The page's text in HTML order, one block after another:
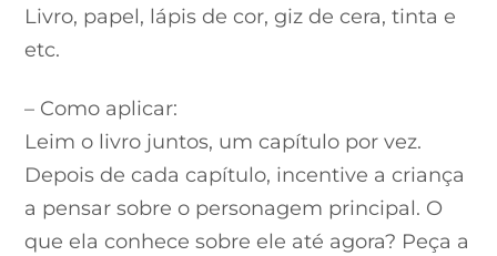
Livro, papel, lápis de cor, giz de cera, tinta e
etc.
– Como aplicar:
Leim o livro juntos, um capítulo por vez.
Depois de cada capítulo, incentive a criança
a pensar sobre o personagem principal. O
que ela conhece sobre ele até agora? Peça a